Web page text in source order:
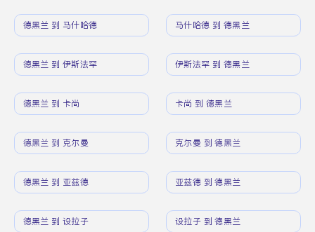
德黑兰 到 马什哈德 马什哈德 到 德黑兰
德黑兰 到 伊斯法罕 伊斯法罕 到 德黑兰
德黑兰 到 卡尚 卡尚 到 德黑兰
德黑兰 到 克尔曼 克尔曼 到 德黑兰
德黑兰 到 亚兹德 亚兹德 到 德黑兰
德黑兰 到 设拉子 设拉子 到 德黑兰